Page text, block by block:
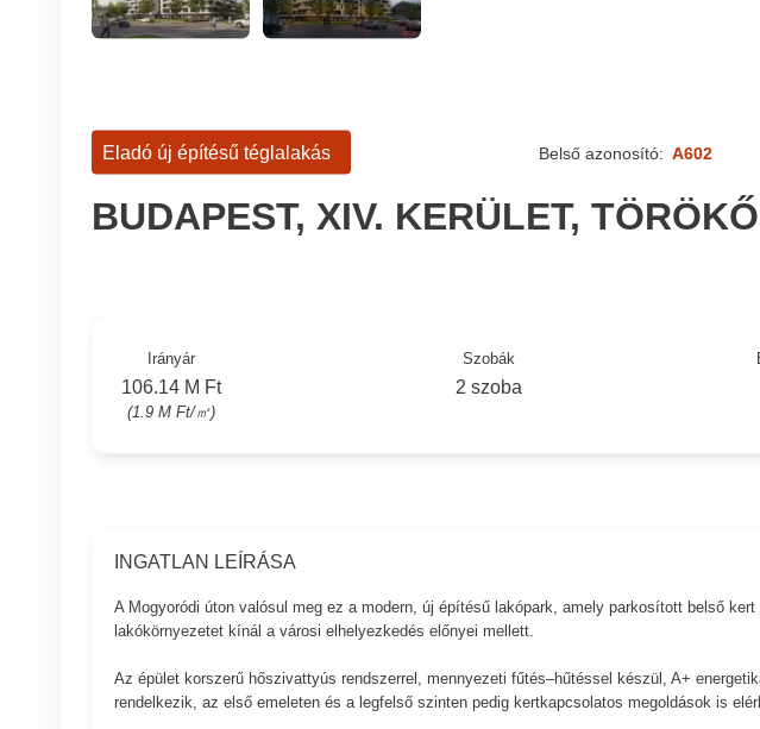
Eladó új építésű téglalakás Belső azonosító: A602
BUDAPEST, XIV. KERÜLET,
Irányár
106.14 M Ft
(1.9 M Ft/㎡)
Szobák
2 szoba
INGATLAN LEÍRÁSA
A Mogyoródi úton valósul meg ez a modern, új építésű lakópark, amely parkosított belső
lakókörnyezetet kínál a városi elhelyezkedés előnyei mellett.
Az épület korszerű hőszivattyús rendszerrel, mennyezeti fűtés–hűtéssel készül, A+
rendelkezik, az első emeleten és a legfelső szinten pedig kertkapcsolatos megoldások is